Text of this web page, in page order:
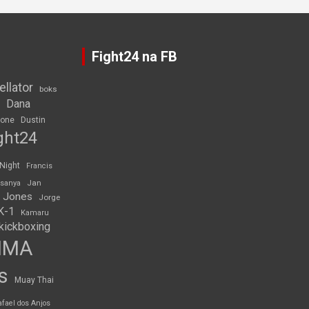
boks
Dana
Dustin
Francis
Jan
Jones Jorge
1 Kamaru
Muay Thai
dos Anjos
Fight24 na FB